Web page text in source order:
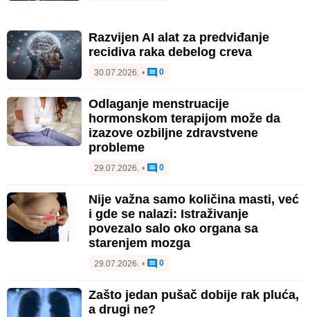
Razvijen AI alat za predviđanje
recidiva raka debelog creva
30.07.2026. • 0
Odlaganje menstruacije
hormonskom terapijom može da
izazove ozbiljne zdravstvene
probleme
29.07.2026. • 0
Nije važna samo količina masti, već
i gde se nalazi: Istraživanje
povezalo salo oko organa sa
starenjem mozga
29.07.2026. • 0
Zašto jedan pušač dobije rak pluća,
a drugi ne?